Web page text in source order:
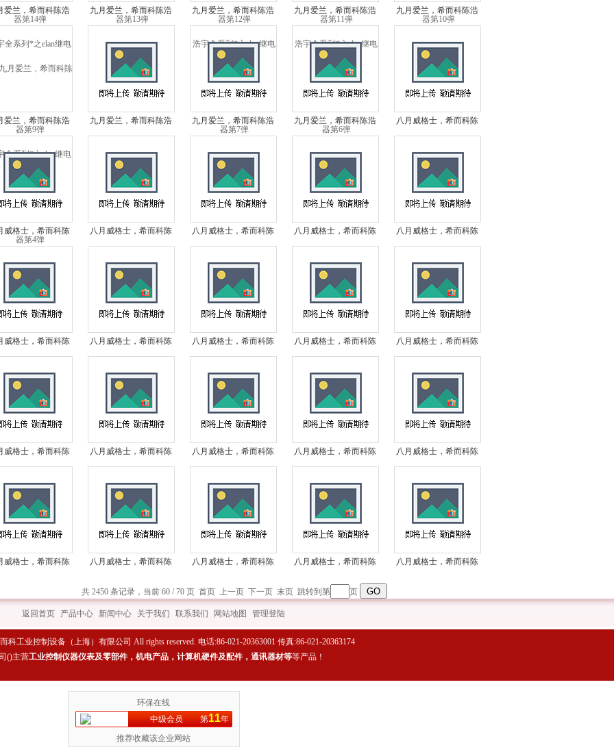
爱兰，希而科陈浩
系列*之elan继电器
第9弹
九月爱兰，希而科陈浩
宇全系列*之elan继电器
第8弹
九月爱兰，希而科陈浩
宇全系列*之elan继电器
第7弹
九月爱兰，希而科陈浩
宇全系列*之elan继电器
第6弹
九月爱兰，希而科陈浩
宇全系列*之elan继电器
第5弹
爱兰，希而科陈浩
系列*之elan继电器
第4弹
九月爱兰，希而科陈浩
宇全系列*之elan继电器
第3弹
九月爱兰，希而科陈浩
宇全系列*之elan继电器
第2弹
九月爱兰，希而科陈浩
宇全系列*之elan继电器
第1弹
八月威格士，希而科陈
浩宇全系列*之vickers液
压第81弹
威格士，希而科陈
全系列*之vickers液
压第80弹
八月威格士，希而科陈
浩宇全系列*之vickers液
压第79弹
八月威格士，希而科陈
浩宇全系列*之vickers液
压第77弹
八月威格士，希而科陈
浩宇全系列*之vickers液
压第76弹
八月威格士，希而科陈
浩宇全系列*之vickers液
压第75弹
威格士，希而科陈
全系列*之vickers液
压第74弹
八月威格士，希而科陈
浩宇全系列*之vickers液
压第73弹
八月威格士，希而科陈
浩宇全系列*之vickers液
压第72弹
八月威格士，希而科陈
浩宇全系列*之vickers液
压第71弹
八月威格士，希而科陈
浩宇全系列*之vickers液
压第70弹
威格士，希而科陈
全系列*之vickers液
压第69弹
八月威格士，希而科陈
浩宇全系列*之vickers液
压第68弹
八月威格士，希而科陈
浩宇全系列*之vickers液
压第67弹
八月威格士，希而科陈
浩宇全系列*之vickers液
压第66弹
八月威格士，希而科陈
浩宇全系列*之vickers液
压第65弹
威格士，希而科陈
八月威格士，希而科陈
压第63弹
八月威格士，希而科陈
压第62弹
八月威格士，希而科陈
压第61弹
八月威格士，希而科陈
共 2450 条记录，当前 60 / 70 页 首页 上一页 下一页 末页跳转到第 页
返回首页 产品中心 新闻中心 关于我们 联系我们 网站地图 管理登陆
科工业控制设备（上海）有限公司 All rights reserved. 电话:86-021-20363001 传真:86-021-20363174
()主营工业控制仪器仪表及零部件，机电产品，计算机硬件及配件，通讯器材等等产品！
环保在线
中级会员
第11年
推荐收藏该企业网站